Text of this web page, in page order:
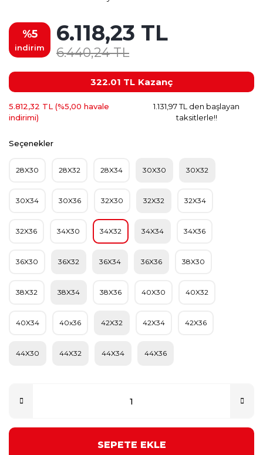
%5
indirim
6.118,23 TL
6.440,24 TL
322.01 TL Kazanç
5.812,32 TL (%5,00 havale
indirimi)
1.131,97 TL den başlayan
taksitlerle!!
Seçenekler
28X30 28X32 28X34 30X30 30X32
30X34 30X36 32X30 32X32 32X34
32X36 34X30 34X32 34X34 34X36
36X30 36X32 36X34 36X36 38X30
38X32 38X34 38X36 40X30 40X32
40X34 40x36 42X32 42X34 42X36
44X30 44X32 44X34 44X36
SEPETE EKLE